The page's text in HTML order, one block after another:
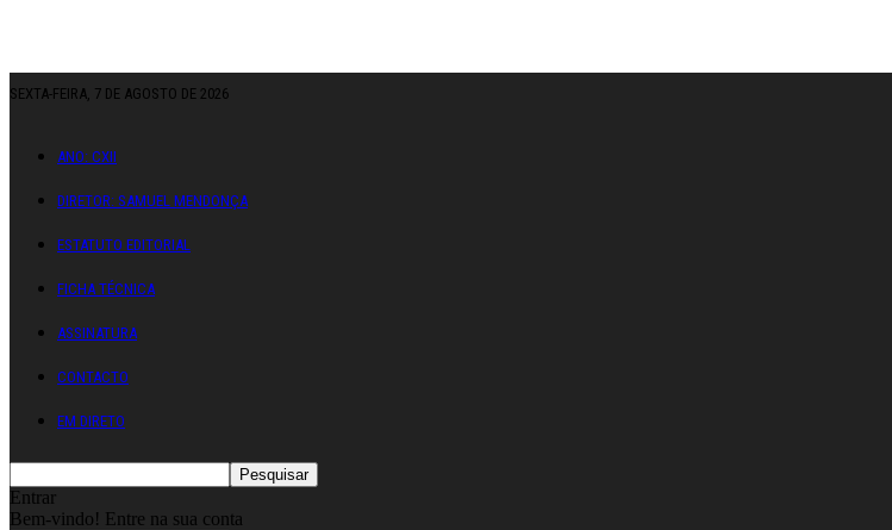
SEXTA-FEIRA, 7 DE AGOSTO DE 2026
ANO: CXII
DIRETOR: SAMUEL MENDONÇA
ESTATUTO EDITORIAL
FICHA TÉCNICA
ASSINATURA
CONTACTO
EM DIRETO
Entrar
Bem-vindo! Entre na sua conta